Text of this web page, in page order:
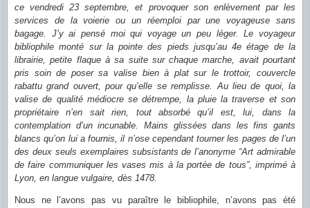
ce vendredi 23 septembre, et provoquer son enlèvement par les
services de la voierie ou un réemploi par une voyageuse sans
bagage. J’y ai pensé moi qui voyage un peu léger. Le voyageur
bibliophile monté sur la pointe des pieds jusqu’au 4e étage de la
librairie, petite flaque à sa suite sur chaque marche, avait pourtant
pris soin de poser sa valise bien à plat sur le trottoir, couvercle
rabattu grand ouvert, pour qu’elle se remplisse. Au lieu de quoi, la
valise de qualité médiocre se détrempe, la pluie la traverse et son
propriétaire n’en sait rien, tout absorbé qu’il est, lui, dans la
contemplation d’un incunable. Mains glissées dans les fins gants
blancs qu’on lui a fournis, il n’ose cependant tourner les pages de l’un
des deux seuls exemplaires subsistants de l’anonyme “Art admirable
de faire communiquer les vases mis à la portée de tous”, imprimé à
Lyon, en langue vulgaire, dès 1478.
Nous ne l’avons pas vu paraître le bibliophile, n’avons pas été